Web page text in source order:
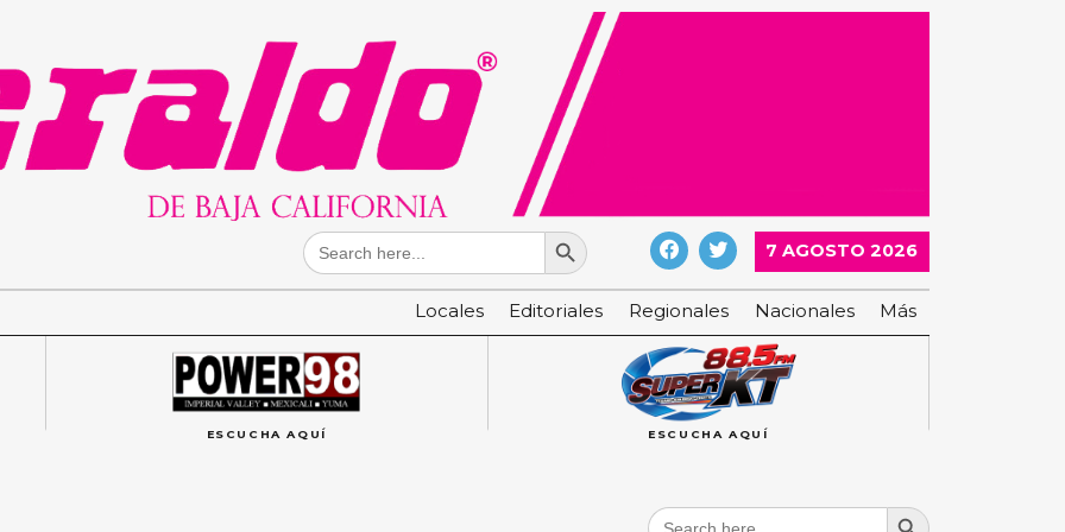
Search
for:
Search Button
7 AGOSTO 2026
Locales Editoriales Regionales Nacionales Más
ESCUCHA AQUÍ ESCUCHA AQUÍ
Search
Search Button